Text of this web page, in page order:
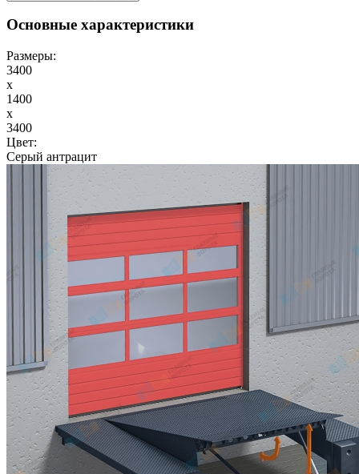
Основные характеристики
Размеры:
3400
x
1400
x
3400
Цвет:
Серый антрацит